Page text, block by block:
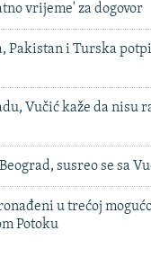
vrijeme' za dogovor
Pakistan i Turska
Vučić kaže da nisu
susreo se sa
u trećoj
Potoku